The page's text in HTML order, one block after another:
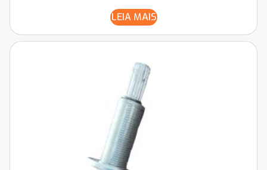
LEIA MAIS